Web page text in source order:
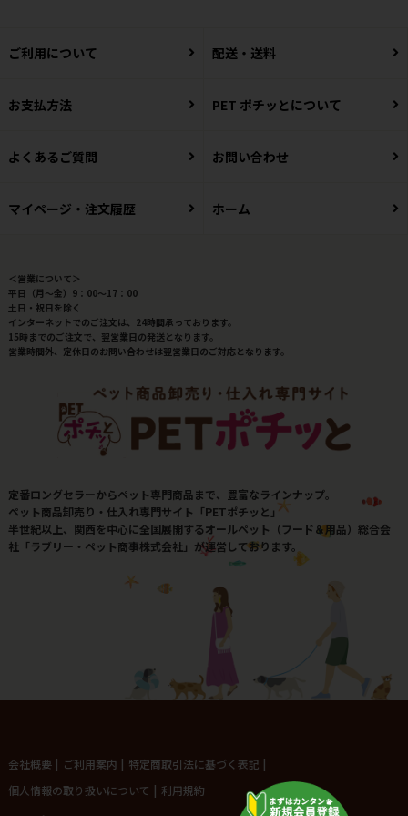
ご利用について 配送・送料
お支払方法 PET ポチッとについて
よくあるご質問 お問い合わせ
マイページ・注文履歴 ホーム
＜営業について＞
平日（月～金）9：00～17：00
土日・祝日を除く
インターネットでのご注文は、24時間承っております。
15時までのご注文で、翌営業日の発送となります。
営業時間外、定休日のお問い合わせは翌営業日のご対応となります。
定番ロングセラーからペット専門商品まで、豊富なラインナップ。
ペット商品卸売り・仕入れ専門サイト「PETポチッと」
半世紀以上、関西を中心に全国展開するオールペット（フード＆用品）総合会
社「ラブリー・ペット商事株式会社」が運営しております。
会社概要 | ご利用案内 | 特定商取引法に基づく表記 |
個人情報の取り扱いについて | 利用規約